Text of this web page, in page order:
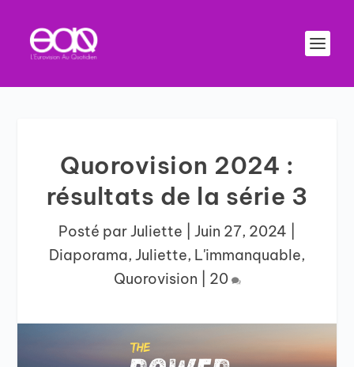
Quorovision 2024 :
résultats de la série 3
Posté parJuliette Juin 27, 2024
Diaporama, Juliette, L'immanquable,
Quorovision
20